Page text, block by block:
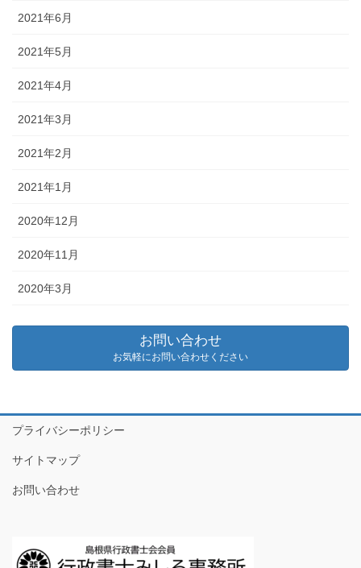
2021年6月
2021年5月
2021年4月
2021年3月
2021年2月
2021年1月
2020年12月
2020年11月
2020年3月
お問い合わせ
お気軽にお問い合わせください
プライバシーポリシー
サイトマップ
お問い合わせ